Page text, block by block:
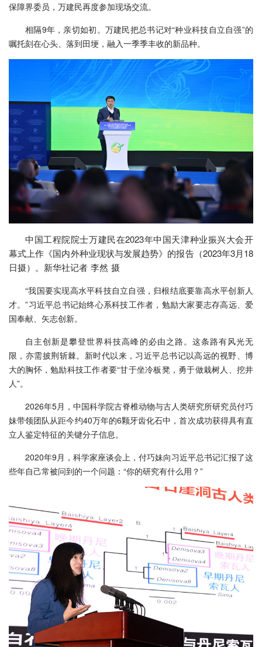
保障界委员，万建民再度参加现场交流。
相隔9年，亲切如初。万建民把总书记对“种业科技自立自强”的
嘱托刻在心头、落到田埂，融入一季季丰收的新品种。
中国工程院院士万建民在2023年中国天津种业振兴大会开
幕式上作《国内外种业现状与发展趋势》的报告（2023年3月18
日摄）。新华社记者 李然 摄
“我国要实现高水平科技自立自强，归根结底要靠高水平创新人
才。”习近平总书记始终心系科技工作者，勉励大家要志存高远、爱
国奉献、矢志创新。
自主创新是攀登世界科技高峰的必由之路。这条路有风光无
限，亦需披荆斩棘。新时代以来，习近平总书记以高远的视野、博
大的胸怀，勉励科技工作者要“甘于坐冷板凳，勇于做栽树人、挖井
人”。
2026年5月，中国科学院古脊椎动物与古人类研究所研究员付巧
妹带领团队从距今约40万年的6颗牙齿化石中，首次成功获得具有直
立人鉴定特征的关键分子信息。
2020年9月，科学家座谈会上，付巧妹向习近平总书记汇报了这
些年自己常被问到的一个问题：“你的研究有什么用？”